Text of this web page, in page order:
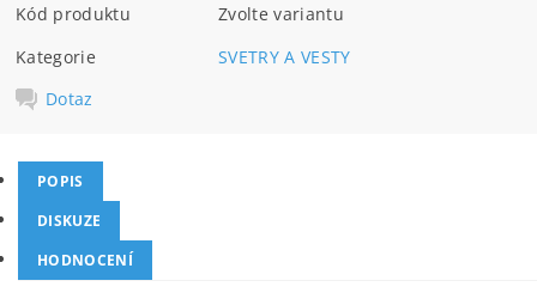
Kód produktu
Zvolte variantu
Kategorie
SVETRY A VESTY
Dotaz
POPIS
DISKUZE
HODNOCENÍ